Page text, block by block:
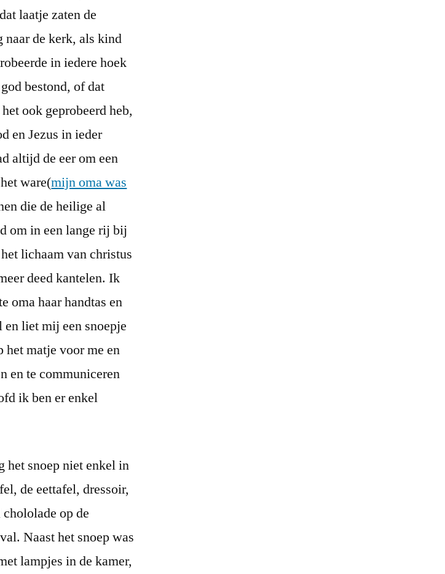
laatje zaten de
naar de kerk, als kind
in iedere hoek
bestond, of dat
ook geprobeerd heb,
en Jezus in ieder
altijd de eer om een
ware(mijn oma was
die de heilige al
om in een lange rij bij
lichaam van christus
deed kantelen. Ik
oma haar handtas en
en liet mij een snoepje
het matje voor me en
en te communiceren
ik ben er enkel
het snoep niet enkel in
de eettafel, dressoir,
op de
Naast het snoep was
lampjes in de kamer,